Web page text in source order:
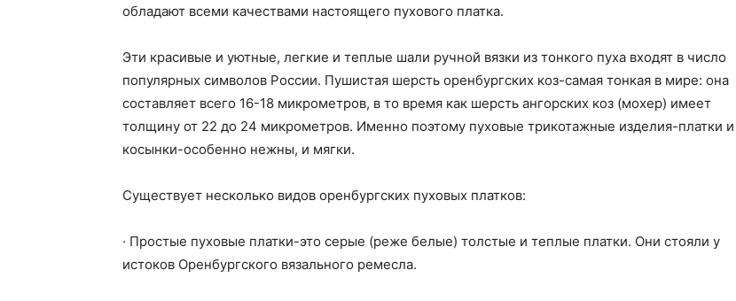
нем
обладают всеми качествами настоящего пухового платка.
Эти красивые и уютные, легкие и теплые шали ручной вязки из тонкого пуха входят в число
популярных символов России. Пушистая шерсть оренбургских коз-самая тонкая в мире: она
составляет всего 16-18 микрометров, в то время как шерсть ангорских коз (мохер) имеет
толщину от 22 до 24 микрометров. Именно поэтому пуховые трикотажные изделия-платки и
косынки-особенно нежны, и мягки.
Существует несколько видов оренбургских пуховых платков:
· Простые пуховые платки-это серые (реже белые) толстые и теплые платки. Они стояли у
истоков Оренбургского вязального ремесла.